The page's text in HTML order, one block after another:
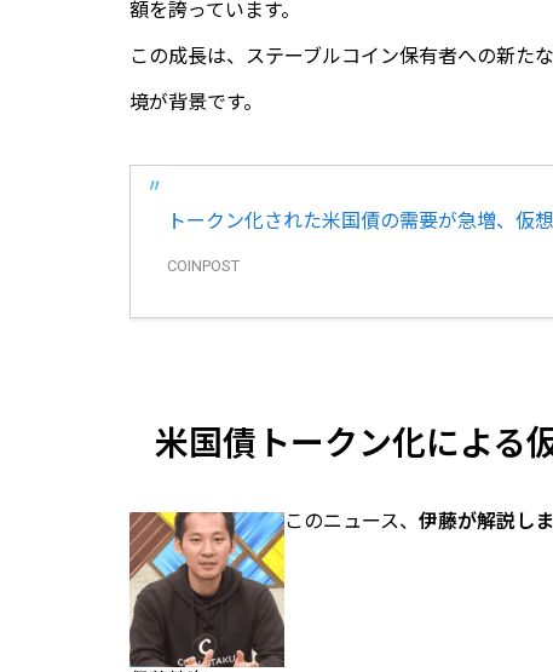
額を誇っています。
この成長は、ステーブルコイン保有者への新た
境が背景です。
トークン化された米国債の需要が急増、仮
COINPOST
米国債トークン化による
このニュース、 伊藤が解説しま